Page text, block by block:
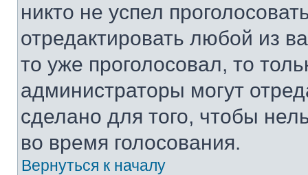
никто не успел
отредактировать любой из
то уже проголосовал, то
администраторы могут
сделано для того, чтобы
во время голосования.
Вернуться к началу